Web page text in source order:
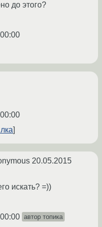
до этого?
20.05.2015
искать? =))
автор топика